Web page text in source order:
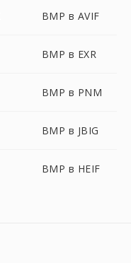
BMP в AVIF
BMP в EXR
BMP в PNM
BMP в JBIG
BMP в HEIF